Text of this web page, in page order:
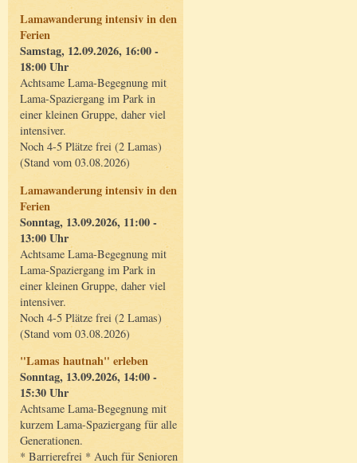
Lamawanderung intensiv in den
Ferien
Samstag, 12.09.2026, 16:00 -
18:00 Uhr
Achtsame Lama-Begegnung mit
Lama-Spaziergang im Park in
einer kleinen Gruppe, daher viel
intensiver.
Noch 4-5 Plätze frei (2 Lamas)
(Stand vom 03.08.2026)
Lamawanderung intensiv in den
Ferien
Sonntag, 13.09.2026, 11:00 -
13:00 Uhr
Achtsame Lama-Begegnung mit
Lama-Spaziergang im Park in
einer kleinen Gruppe, daher viel
intensiver.
Noch 4-5 Plätze frei (2 Lamas)
(Stand vom 03.08.2026)
"Lamas hautnah" erleben
Sonntag, 13.09.2026, 14:00 -
15:30 Uhr
Achtsame Lama-Begegnung mit
kurzem Lama-Spaziergang für alle
Generationen.
* Barrierefrei * Auch für Senioren